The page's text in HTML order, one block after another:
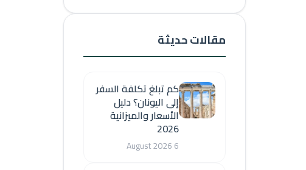
مقالات حديثة
كم تبلغ تكلفة السفر
إلى اليونان؟ دليل
الأسعار والميزانية
2026
6 August 2026